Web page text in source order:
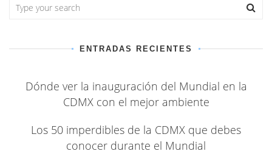
ENTRADAS RECIENTES
Dónde ver la inauguración del Mundial en la
CDMX con el mejor ambiente
Los 50 imperdibles de la CDMX que debes
conocer durante el Mundial